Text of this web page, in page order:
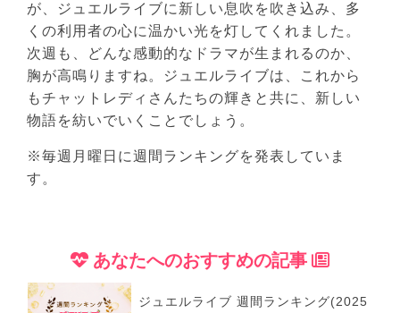
が、ジュエルライブに新しい息吹を吹き込み、多
くの利用者の心に温かい光を灯してくれました。
次週も、どんな感動的なドラマが生まれるのか、
胸が高鳴りますね。ジュエルライブは、これから
もチャットレディさんたちの輝きと共に、新しい
物語を紡いでいくことでしょう。
※毎週月曜日に週間ランキングを発表していま
す。
あなたへのおすすめの記事
ジュエルライブ 週間ランキング(2025